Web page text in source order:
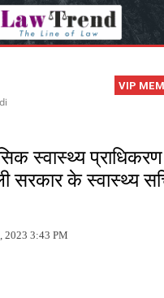
VIP
स्वास्थ्य
सरकार के स्वास्थ्य
2023 3:43 PM